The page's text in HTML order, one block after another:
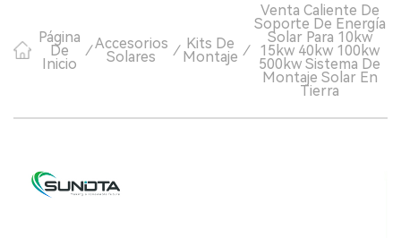
Página
De
Inicio
/ Accesorios
Solares / Kits De
Montaje /
Venta Caliente De
Soporte De Energía
Solar Para 10kw
15kw 40kw 100kw
500kw Sistema De
Montaje Solar En
Tierra